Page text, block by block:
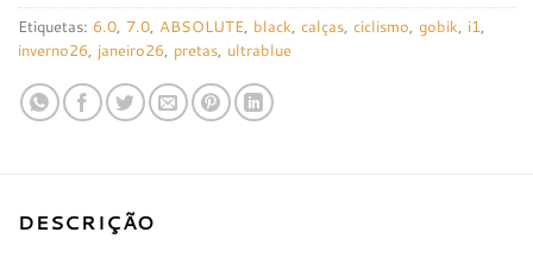
Etiquetas: 6.0, 7.0, ABSOLUTE, black, calças, ciclismo, gobik, i1,
inverno26, janeiro26, pretas, ultrablue
DESCRIÇÃO